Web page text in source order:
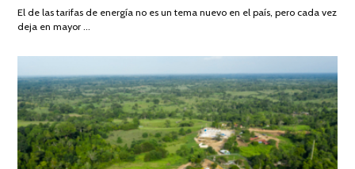
DE
El de las tarifas de energía no es un tema nuevo en el país, pero cada vez
deja en mayor …